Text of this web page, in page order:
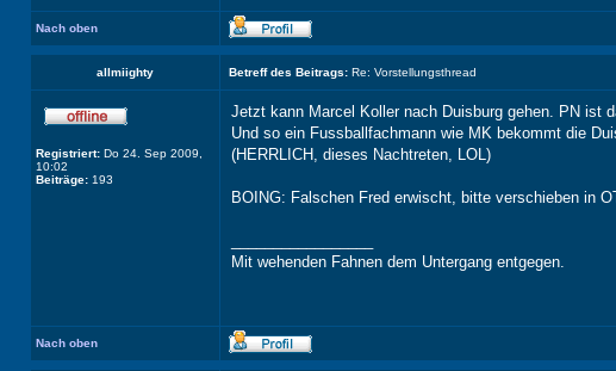
Nach oben
allmiighty Betreff des Beitrags: Re: Vorstellungsthread
Registriert: Do 24. Sep 2009,
10:02
Beiträge: 193
Jetzt kann Marcel Koller nach Duisburg gehen. PN ist
Und so ein Fussballfachmann wie MK bekommt die
(HERRLICH, dieses Nachtreten, LOL)
BOING: Falschen Fred erwischt, bitte verschieben in
Mit wehenden Fahnen dem Untergang entgegen.
Nach oben